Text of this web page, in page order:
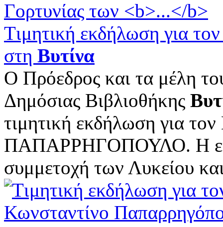
Tιμητική εκδήλωση για
στη Βυτίνα
Ο Πρόεδρος και τα μέλη
Δημόσιας Βιβλιοθήκης
τιμητική εκδήλωση για
ΠΑΠΑΡΡΗΓΟΠΟΥΛΟ. Η
συμμετοχή των Λυκείου